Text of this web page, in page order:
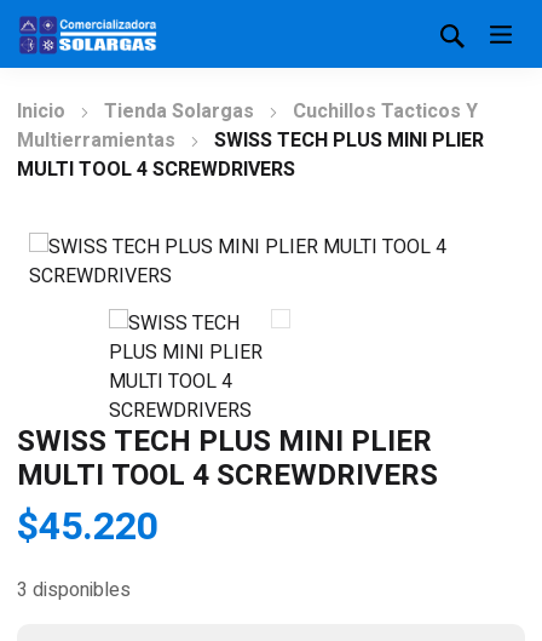
Inicio Tienda Solargas
Cuchillos Tacticos Y
Multierramientas
SWISS TECH PLUS MINI PLIER
MULTI TOOL 4 SCREWDRIVERS
SWISS TECH PLUS MINI PLIER
MULTI TOOL 4 SCREWDRIVERS
$45.220
3 disponibles